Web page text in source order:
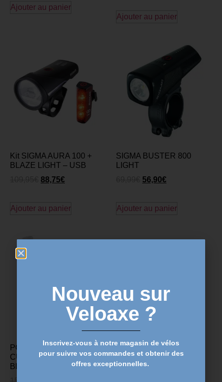
Ajouter au panier
Ajouter au panier
Kit SIGMA AURA 100 +
BLAZE LIGHT – USB
88,75€
Ajouter au panier
SIGMA BUSTER 800
LIGHT
56,90€
Ajouter au panier
PORTE-BIDON ELITE
CUSTOM RACE PLUS –
Blanc
Nouveau sur
Veloaxe ?
Inscrivez-vous à notre magasin de vélos
pour suivre vos commandes et obtenir des
offres exceptionnelles.